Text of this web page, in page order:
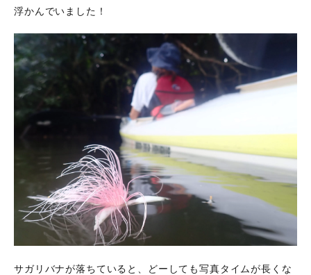
浮かんでいました！
サガリバナが落ちていると、どーしても写真タイムが長くな